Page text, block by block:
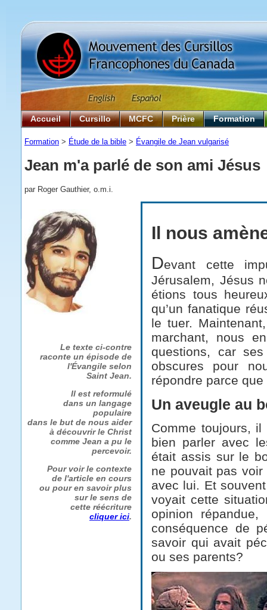
Accueil Cursillo MCFC Prière Formation
Formation > Étude de la bible > Évangile de Jean vulgarisé
Jean m'a parlé de son ami Jésus
par Roger Gauthier, o.m.i.
Le texte ci-contre
raconte un épisode de
l'Évangile selon
Saint Jean.
Il est reformulé
dans un langage
populaire
dans le but de nous aider
à découvrir le Christ
comme Jean a pu le
percevoir.
Pour voir le contexte
de l'article en cours
ou pour en savoir plus
sur le sens de
cette réécriture
cliquer ici.
Il nous
Devant cette
Jérusalem, Jésus
étions tous
qu’un fanatique
le tuer.
marchant, nous
questions, car
obscures pour
répondre parce
Un aveugle au
Comme toujours,
bien parler avec
était assis sur le
ne pouvait pas voir
avec lui. Et
voyait cette
opinion
conséquence de
savoir qui avait
ou ses parents?